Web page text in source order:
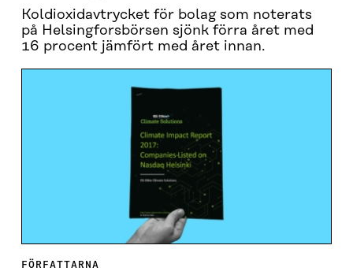
Koldioxidavtrycket för bolag som noterats
på Helsingforsbörsen sjönk förra året med
16 procent jämfört med året innan.
FÖRFATTARNA